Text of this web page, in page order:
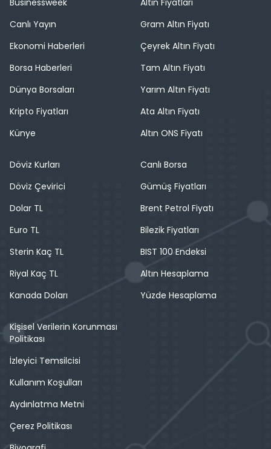
Businessweek
Canlı Yayın
Ekonomi Haberleri
Borsa Haberleri
Dünya Borsaları
Kripto Fiyatları
Künye
Altın Fiyatları
Gram Altın Fiyatı
Çeyrek Altın Fiyatı
Tam Altın Fiyatı
Yarım Altın Fiyatı
Ata Altın Fiyatı
Altın ONS Fiyatı
Döviz Kurları
Döviz Çevirici
Dolar TL
Euro TL
Sterin Kaç TL
Riyal Kaç TL
Kanada Doları
Canlı Borsa
Gümüş Fiyatları
Brent Petrol Fiyatı
Bilezik Fiyatları
BIST 100 Endeksi
Altın Hesaplama
Yüzde Hesaplama
Kişisel Verilerin Korunması
Politikası
İzleyici Temsilcisi
Kullanım Koşulları
Aydınlatma Metni
Çerez Politikası